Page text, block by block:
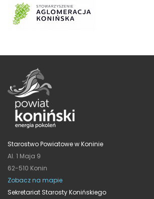
Starostwo Powiatowe w Koninie
Al. 1 Maja 9
62-510 Konin
Zobacz na mapie
Sekretariat Starosty Konińskiego